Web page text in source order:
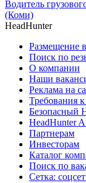
Водитель
(Коми)
HeadHunter
Размещение
Поиск по
О компании
Наши
Реклама на
Требования
Безопасный
HeadHunter
Партнерам
Инвесторам
Каталог
Поиск по
Сетка: